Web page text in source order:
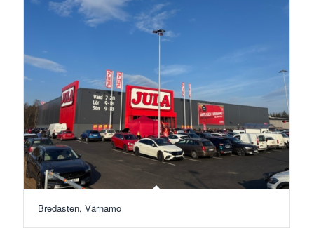
Bredasten, Värnamo